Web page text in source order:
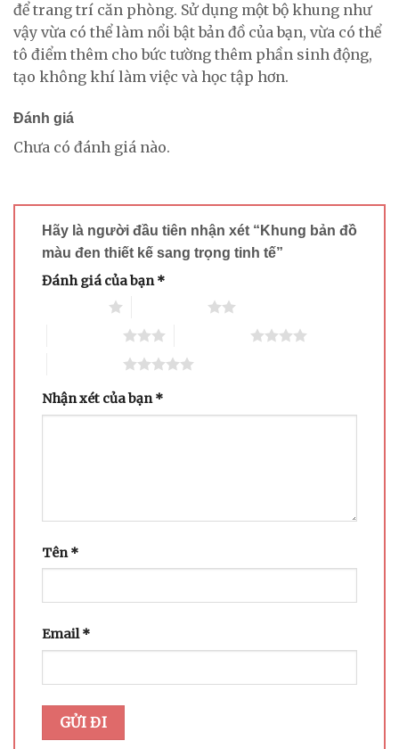
để trang trí căn phòng. Sử dụng một bộ khung như
vậy vừa có thể làm nổi bật bản đồ của bạn, vừa có thể
tô điểm thêm cho bức tường thêm phần sinh động,
tạo không khí làm việc và học tập hơn.
Đánh giá
Chưa có đánh giá nào.
Hãy là người đầu tiên nhận xét “Khung bản đồ
màu đen thiết kế sang trọng tinh tế”
Đánh giá của bạn*
Nhận xét của bạn*
Tên*
Email*